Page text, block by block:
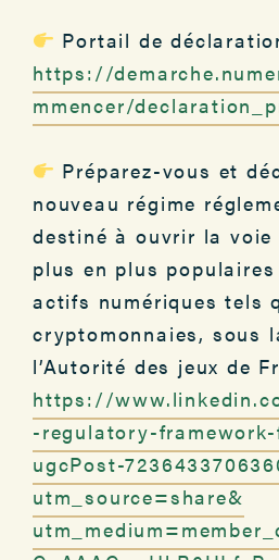
Portail de
https://
mmencer/
Préparez-vous et
nouveau régime
destiné à ouvrir la voie
plus en plus
actifs numériques tels
cryptomonnaies, sous
l’Autorité des jeux de
https://
-regulatory-
ugcPost-
utm_source=share&